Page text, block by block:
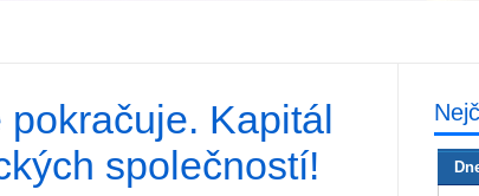
Ticker Tape by TradingView
Kapitál
společností!